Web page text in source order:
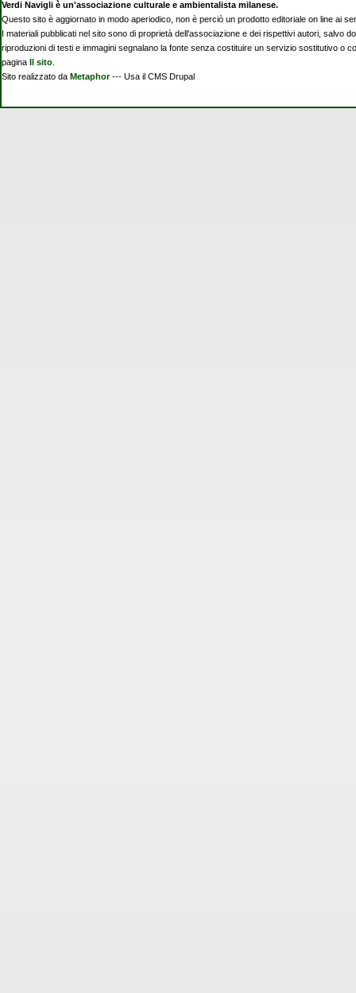
Verdi Navigli è un'associazione culturale e ambientalista milanese.
Questo sito è aggiornato in modo aperiodico, non è perciò un prodotto editoriale on line ai
I materiali pubblicati nel sito sono di proprietà dell'associazione e dei rispettivi autori,
riproduzioni di testi e immagini segnalano la fonte senza costituire un servizio sostitutivo o
pagina
Il sito.
Sito realizzato da Metaphor--- Usa il CMS Drupal